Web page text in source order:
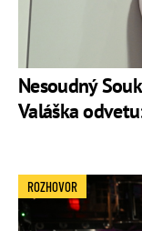
Nesoudný
Valáška
ROZHOVOR